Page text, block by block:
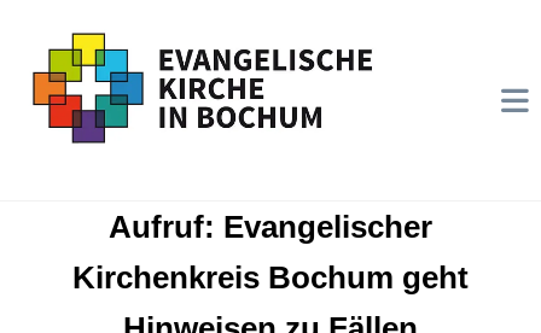
Aufruf: Evangelischer
Kirchenkreis Bochum geht